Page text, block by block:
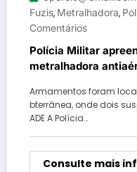
Fuzis, Metralhadora,
Comentários
Polícia Militar
metralhadora
Armamentos foram
bterrânea, onde dois
ADE A Polícia…
Consulte mais